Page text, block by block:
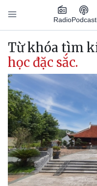
Nhảy đến nội dung
RadioPodcast
Main navigation
Từ khóa tìm
học đặc sắc.